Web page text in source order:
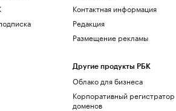
Контактная информация
Редакция
Размещение рекламы
Другие продукты РБК
Облако для бизнеса
Корпоративный регистратор
доменов